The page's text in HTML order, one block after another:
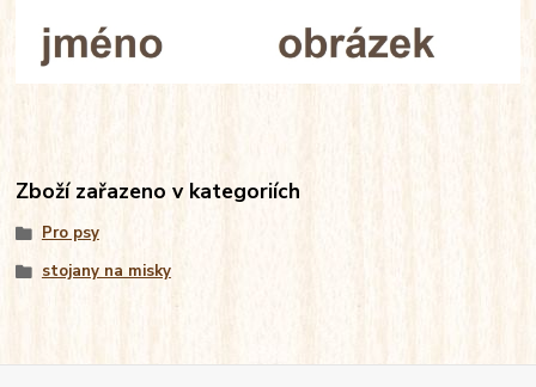
Zboží zařazeno v kategoriích
Pro psy
stojany na misky